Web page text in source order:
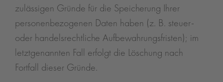
zulässigen Gründe für die Speicherung Ihrer
personenbezogenen Daten haben (z. B. steuer-
oder handelsrechtliche Aufbewahrungsfristen); im
letztgenannten Fall erfolgt die Löschung nach
Fortfall dieser Gründe.